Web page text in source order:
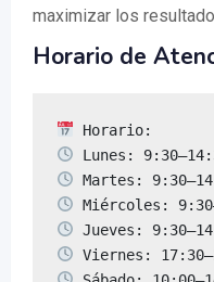
maximizar los
Horario de